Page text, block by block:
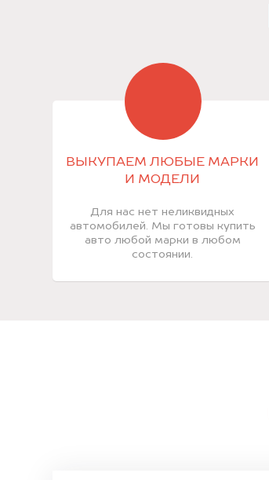
ВЫКУПАЕМ ЛЮБЫЕ МАРКИ
И МОДЕЛИ
Для нас нет неликвидных
автомобилей. Мы готовы купить
авто любой марки в любом
состоянии.